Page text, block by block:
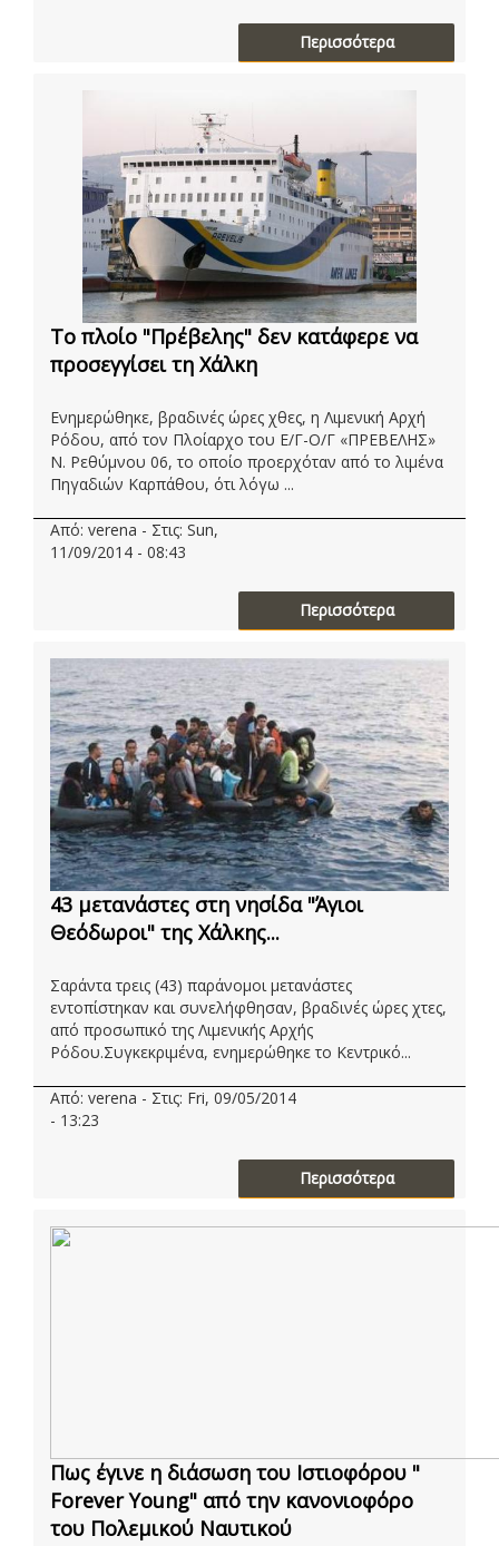
Περισσότερα
Το πλοίο "Πρέβελης" δεν κατάφερε να
προσεγγίσει τη Χάλκη
Ενημερώθηκε, βραδινές ώρες χθες, η Λιμενική Αρχή
Ρόδου, από τον Πλοίαρχο του Ε/Γ-Ο/Γ «ΠΡΕΒΕΛΗΣ»
Ν. Ρεθύμνου 06, το οποίο προερχόταν από το λιμένα
Πηγαδιών Καρπάθου, ότι λόγω ...
Από: verena - Στις: Sun,
11/09/2014 - 08:43
Περισσότερα
43 μετανάστες στη νησίδα "Άγιοι
Θεόδωροι" της Χάλκης...
Σαράντα τρεις (43) παράνομοι μετανάστες
εντοπίστηκαν και συνελήφθησαν, βραδινές ώρες χτες,
από προσωπικό της Λιμενικής Αρχής
Ρόδου.Συγκεκριμένα, ενημερώθηκε το Κεντρικό...
Από: verena - Στις: Fri, 09/05/2014
- 13:23
Περισσότερα
Πως έγινε η διάσωση του Ιστιοφόρου "
Forever Young" από την κανονιοφόρο
του Πολεμικού Ναυτικού